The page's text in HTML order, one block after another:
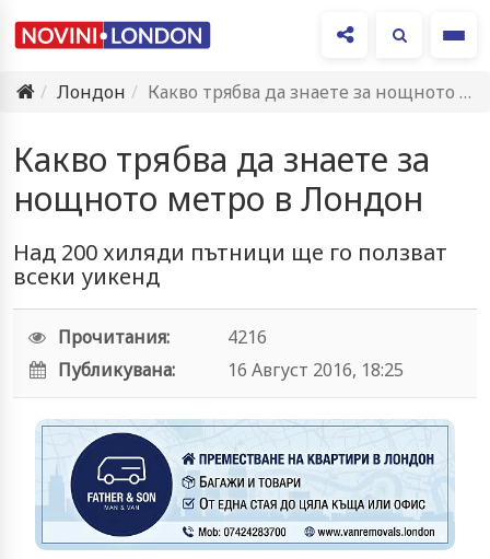
Лондон
Какво трябва да знаете за нощното метро в Лондон
Какво трябва да знаете за
нощното метро в Лондон
Над 200 хиляди пътници ще го ползват
всеки уикенд
Прочитания:
4216
Публикувана:
16 Август 2016, 18:25